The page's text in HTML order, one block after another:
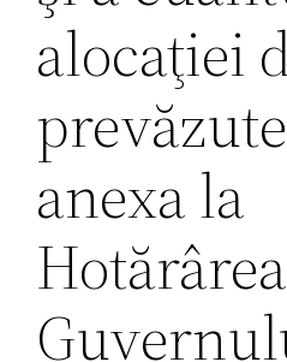
alocaţiei
anexa la
Hotărârea